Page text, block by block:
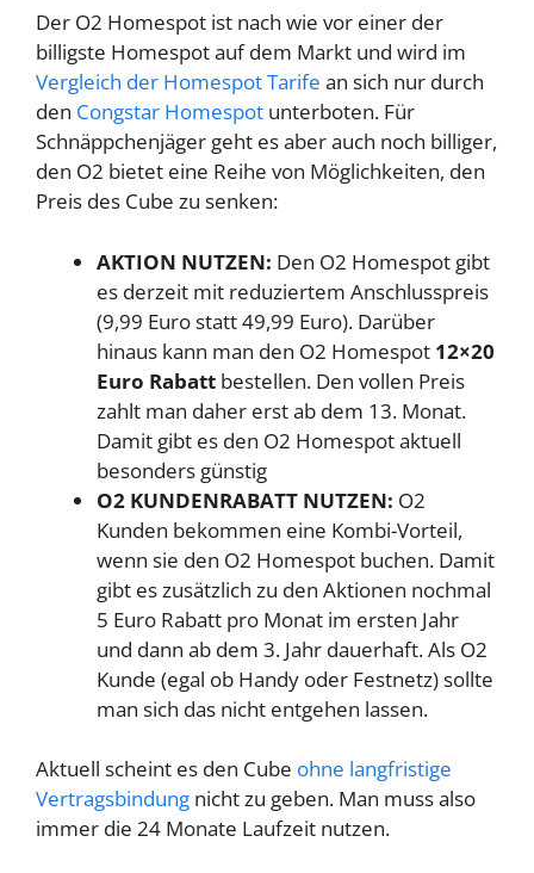
Der O2 Homespot ist nach wie vor einer der
billigste Homespot auf dem Markt und wird im
Vergleich der Homespot Tarife an sich nur durch
den Congstar Homespot unterboten. Für
Schnäppchenjäger geht es aber auch noch billiger,
den O2 bietet eine Reihe von Möglichkeiten, den
Preis des Cube zu senken:
AKTION NUTZEN: Den O2 Homespot gibt
es derzeit mit reduziertem Anschlusspreis
(9,99 Euro statt 49,99 Euro). Darüber
hinaus kann man den O2 Homespot 12×20
Euro Rabatt bestellen. Den vollen Preis
zahlt man daher erst ab dem 13. Monat.
Damit gibt es den O2 Homespot aktuell
besonders günstig
O2 KUNDENRABATT NUTZEN: O2
Kunden bekommen eine Kombi-Vorteil,
wenn sie den O2 Homespot buchen. Damit
gibt es zusätzlich zu den Aktionen nochmal
5 Euro Rabatt pro Monat im ersten Jahr
und dann ab dem 3. Jahr dauerhaft. Als O2
Kunde (egal ob Handy oder Festnetz) sollte
man sich das nicht entgehen lassen.
Aktuell scheint es den Cube ohne langfristige
Vertragsbindung nicht zu geben. Man muss also
immer die 24 Monate Laufzeit nutzen.